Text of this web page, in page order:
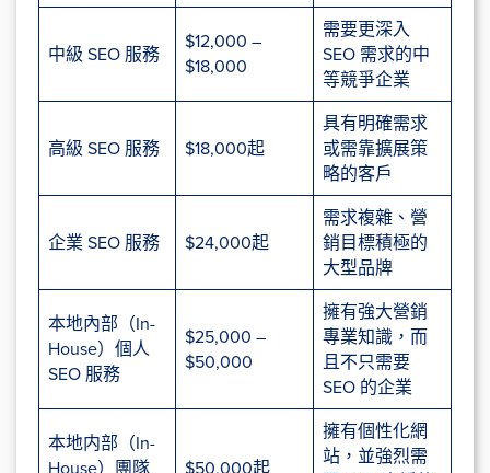
中級 SEO 服務
$12,000 –
$18,000
需要更深入
SEO 需求的中
等競爭企業
高級 SEO 服務 $18,000起
具有明確需求
或需靠擴展策
略的客戶
企業 SEO 服務 $24,000起
需求複雜、營
銷目標積極的
大型品牌
本地內部（In-
House）個人
SEO 服務
$25,000 –
$50,000
擁有強大營銷
專業知識，而
且不只需要
SEO 的企業
本地内部（In-
擁有個性化網
站，並強烈需